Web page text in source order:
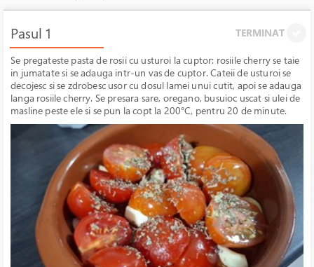
Pasul 1 TERMINAT
Se pregateste pasta de rosii cu usturoi la cuptor: rosiile cherry se taie
in jumatate si se adauga intr-un vas de cuptor. Cateii de usturoi se
decojesc si se zdrobesc usor cu dosul lamei unui cutit, apoi se adauga
langa rosiile cherry. Se presara sare, oregano, busuioc uscat si ulei de
masline peste ele si se pun la copt la 200°C, pentru 20 de minute.